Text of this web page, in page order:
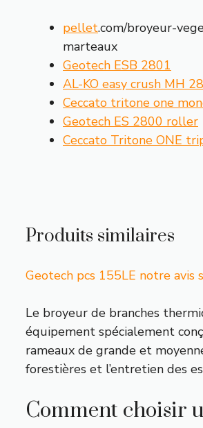
pellet.com/broyeur-
marteaux
Geotech ESB 2801
AL-KO easy crush MH
Ceccato tritone one
Geotech ES 2800 roller
Ceccato Tritone ONE
Produits similaires
Geotech pcs 155LE notre avis
Le broyeur de branches
équipement spécialement
rameaux de grande et
forestières et l’entretien des
Comment choisir